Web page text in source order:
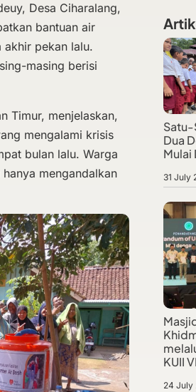
Desa Ciharalang,
bantuan air
akhir pekan lalu.
masing berisi
Timur, menjelaskan,
mengalami krisis
bulan lalu. Warga
mengandalkan
Satu-
Dua
Mulai
31 July
KUII
24 July